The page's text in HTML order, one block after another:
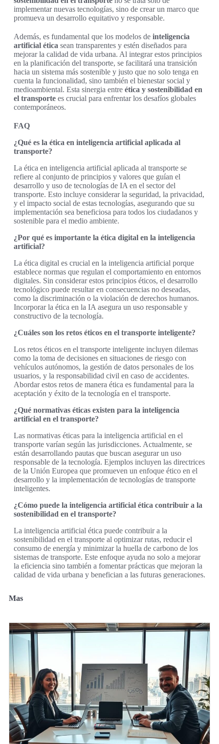
implementar nuevas tecnologías, sino de crear un marco que
promueva un desarrollo equitativo y responsable.
Además, es fundamental que los modelos de inteligencia
artificial ética sean transparentes y estén diseñados para
mejorar la calidad de vida urbana. Al integrar estos principios
en la planificación del transporte, se facilitará una transición
hacia un sistema más sostenible y justo que no solo tenga en
cuenta la funcionalidad, sino también el bienestar social y
medioambiental. Esta sinergia entre ética y sostenibilidad en
el transporte es crucial para enfrentar los desafíos globales
contemporáneos.
FAQ
¿Qué es la ética en inteligencia artificial aplicada al
transporte?
La ética en inteligencia artificial aplicada al transporte se
refiere al conjunto de principios y valores que guían el
desarrollo y uso de tecnologías de IA en el sector del
transporte. Esto incluye considerar la seguridad, la privacidad,
y el impacto social de estas tecnologías, asegurando que su
implementación sea beneficiosa para todos los ciudadanos y
sostenible para el medio ambiente.
¿Por qué es importante la ética digital en la inteligencia
artificial?
La ética digital es crucial en la inteligencia artificial porque
establece normas que regulan el comportamiento en entornos
digitales. Sin considerar estos principios éticos, el desarrollo
tecnológico puede resultar en consecuencias no deseadas,
como la discriminación o la violación de derechos humanos.
Incorporar la ética en la IA asegura un uso responsable y
constructivo de la tecnología.
¿Cuáles son los retos éticos en el transporte inteligente?
Los retos éticos en el transporte inteligente incluyen dilemas
como la toma de decisiones en situaciones de riesgo con
vehículos autónomos, la gestión de datos personales de los
usuarios, y la responsabilidad civil en caso de accidentes.
Abordar estos retos de manera ética es fundamental para la
aceptación y éxito de la tecnología en el transporte.
¿Qué normativas éticas existen para la inteligencia
artificial en el transporte?
Las normativas éticas para la inteligencia artificial en el
transporte varían según las jurisdicciones. Actualmente, se
están desarrollando pautas que buscan asegurar un uso
responsable de la tecnología. Ejemplos incluyen las directrices
de la Unión Europea que promueven un enfoque ético en el
desarrollo y la implementación de tecnologías de transporte
inteligentes.
¿Cómo puede la inteligencia artificial ética contribuir a la
sostenibilidad en el transporte?
La inteligencia artificial ética puede contribuir a la
sostenibilidad en el transporte al optimizar rutas, reducir el
consumo de energía y minimizar la huella de carbono de los
sistemas de transporte. Este enfoque ayuda no solo a mejorar
la eficiencia sino también a fomentar prácticas que mejoran la
calidad de vida urbana y benefician a las futuras generaciones.
Mas